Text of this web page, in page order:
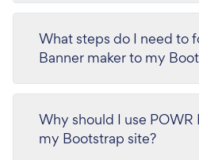
What steps do I need to
Banner maker to my
Why should I use POWR
my Bootstrap site?